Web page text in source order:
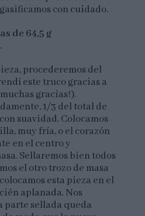
con cuidado.
de 64,5 g
procederemos del
este truco gracias a
muchas gracias!).
1/3 del total de
suavidad. Colocamos
muy fría, o el corazón
en el centro y
Sellaremos bien todos
el otro trozo de masa
esta pieza en el
aplanada. Nos
parte sellada queda